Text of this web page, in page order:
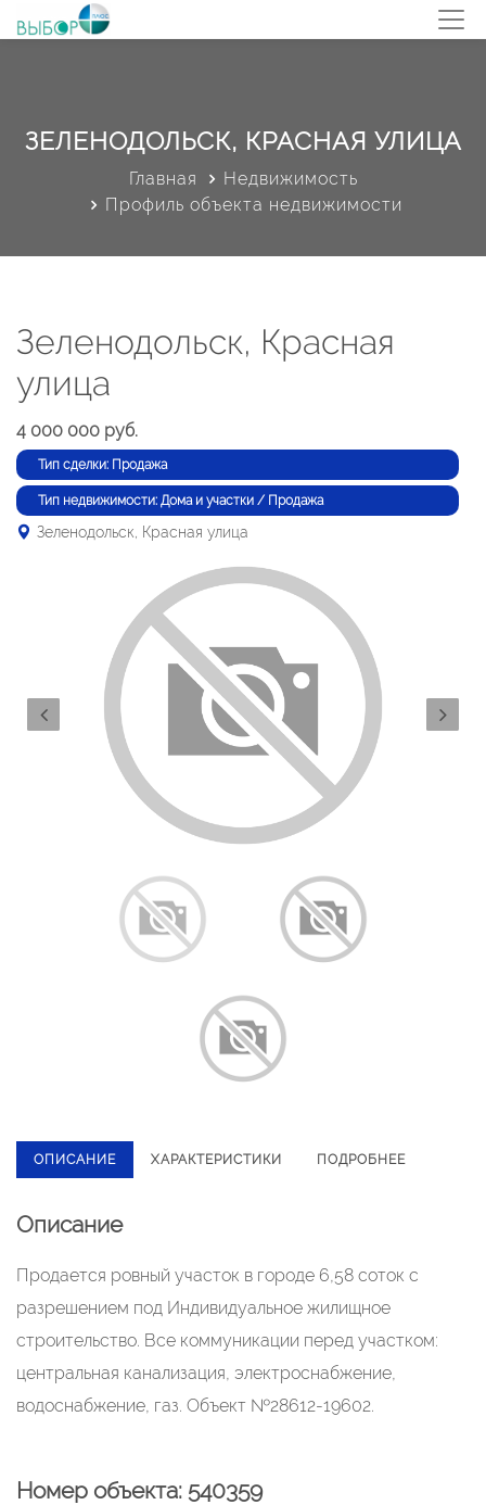
ЗЕЛЕНОДОЛЬСК, КРАСНАЯ УЛИЦА
Главная
Недвижимость
Профиль объекта недвижимости
Зеленодольск, Красная
улица
4 000 000 руб.
Тип сделки: Продажа
Тип недвижимости: Дома и участки / Продажа
Зеленодольск, Красная улица
ОПИСАНИЕ ХАРАКТЕРИСТИКИ ПОДРОБНЕЕ
Описание
Продается ровный участок в городе 6,58 соток с
разрешением под Индивидуальное жилищное
строительство. Все коммуникации перед участком:
центральная канализация, электроснабжение,
водоснабжение, газ. Объект №28612-19602.
Номер объекта: 540359